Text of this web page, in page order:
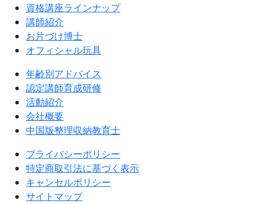
資格講座ラインナップ
講師紹介
お片づけ博士
オフィシャル玩具
年齢別アドバイス
認定講師育成研修
活動紹介
会社概要
中国版整理収納教育士
プライバシーポリシー
特定商取引法に基づく表示
キャンセルポリシー
サイトマップ